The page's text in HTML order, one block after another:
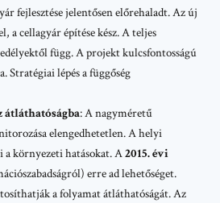
fejlesztése jelentősen előrehaladt. Az új
cellagyár építése kész. A teljes
függ. A projekt kulcsfontosságú
Stratégiai lépés a függőség
: A nagyméretű
elengedhetetlen. A helyi
környezeti hatásokat. A2015. évi
erre ad lehetőséget.
a folyamat átláthatóságát. Az